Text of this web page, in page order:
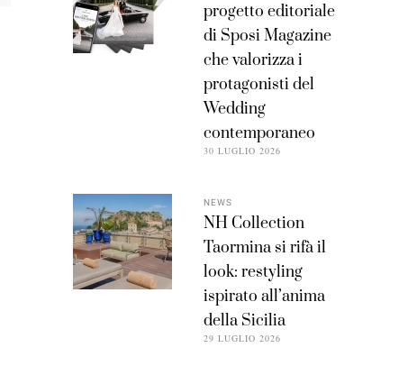
progetto editoriale
di Sposi Magazine
che valorizza i
protagonisti del
Wedding
contemporaneo
30 LUGLIO 2026
NEWS
NH Collection
Taormina si rifà il
look: restyling
ispirato all’anima
della Sicilia
29 LUGLIO 2026